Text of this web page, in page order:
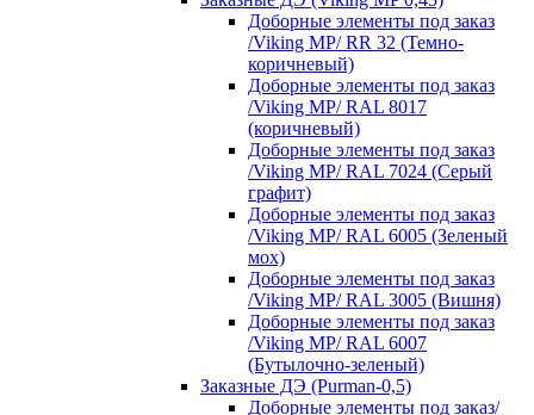
Доборные элементы под заказ
/Viking MP/ RR 32 (Темно-
коричневый)
Доборные элементы под заказ
/Viking MP/ RAL 8017
(коричневый)
Доборные элементы под заказ
/Viking MP/ RAL 7024 (Серый
графит)
Доборные элементы под заказ
/Viking MP/ RAL 6005 (Зеленый
мох)
Доборные элементы под заказ
/Viking MP/ RAL 3005 (Вишня)
Доборные элементы под заказ
/Viking MP/ RAL 6007
(Бутылочно-зеленый)
Заказные ДЭ (Purman-0,5)
Доборные элементы под заказ/